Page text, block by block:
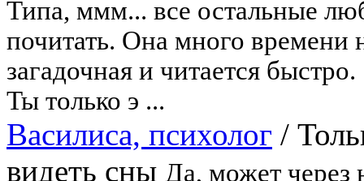
Типа, ммм... все остальные
почитать. Она много времени
загадочная и читается быстро.
Ты только э ...
Василиса, психолог /
видеть сны Да, может через